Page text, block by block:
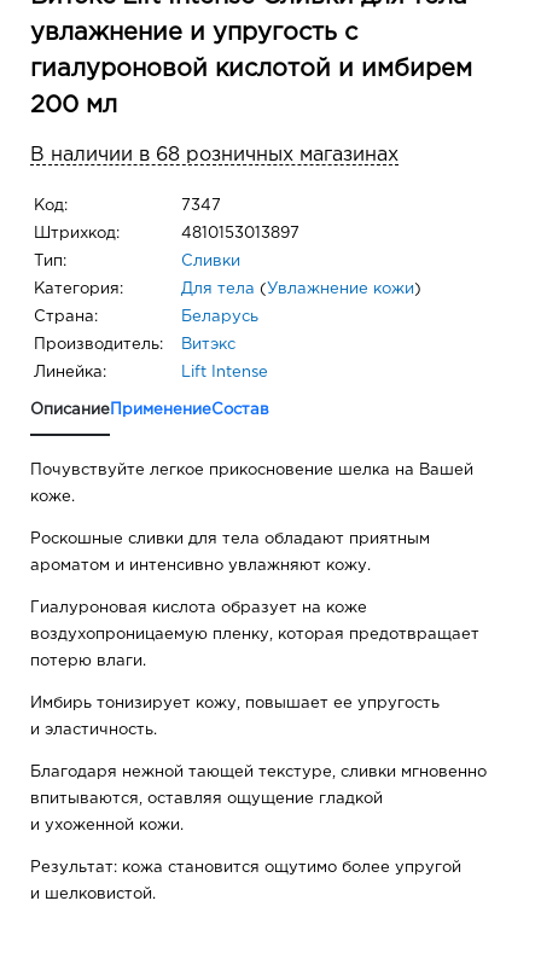
увлажнение и упругость с
гиалуроновой кислотой и имбирем
200 мл
В наличии в 68 розничных магазинах
Код: 7347
Штрихкод: 4810153013897
Тип: Сливки
Категория: Для тела ( Увлажнение кожи )
Страна: Беларусь
Производитель: Витэкс
Линейка: Lift Intense
Описание ПрименениеСостав
Почувствуйте легкое прикосновение шелка на Вашей
коже.
Роскошные сливки для тела обладают приятным
ароматом и интенсивно увлажняют кожу.
Гиалуроновая кислота образует на коже
воздухопроницаемую пленку, которая предотвращает
потерю влаги.
Имбирь тонизирует кожу, повышает ее упругость
и эластичность.
Благодаря нежной тающей текстуре, сливки мгновенно
впитываются, оставляя ощущение гладкой
и ухоженной кожи.
Результат: кожа становится ощутимо более упругой
и шелковистой.